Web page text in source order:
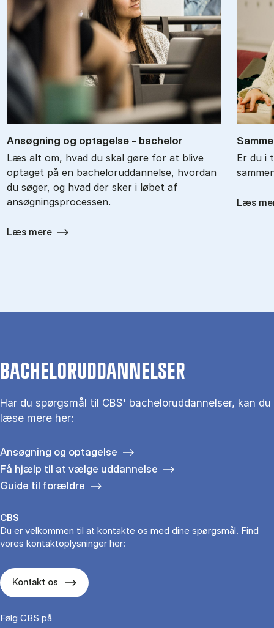
An­søg­ning og op­ta­gel­se - ba­chel­or
Læs alt om, hvad du skal gøre for at blive
optaget på en bacheloruddannelse, hvordan
du søger, og hvad der sker i løbet af
ansøgningsprocessen.
Læs mere
Er du i
Læs
BACHELORUDDANNELSER
Har du spørgsmål til CBS' bacheloruddannelser, kan du
læse mere her:
Ansøgning og optagelse
Få hjælp til at vælge uddannelse
Guide til forældre
CBS
Du er velkommen til at kontakte os med dine spørgsmål. Find
vores kontaktoplysninger her:
Kontakt os
Følg CBS på